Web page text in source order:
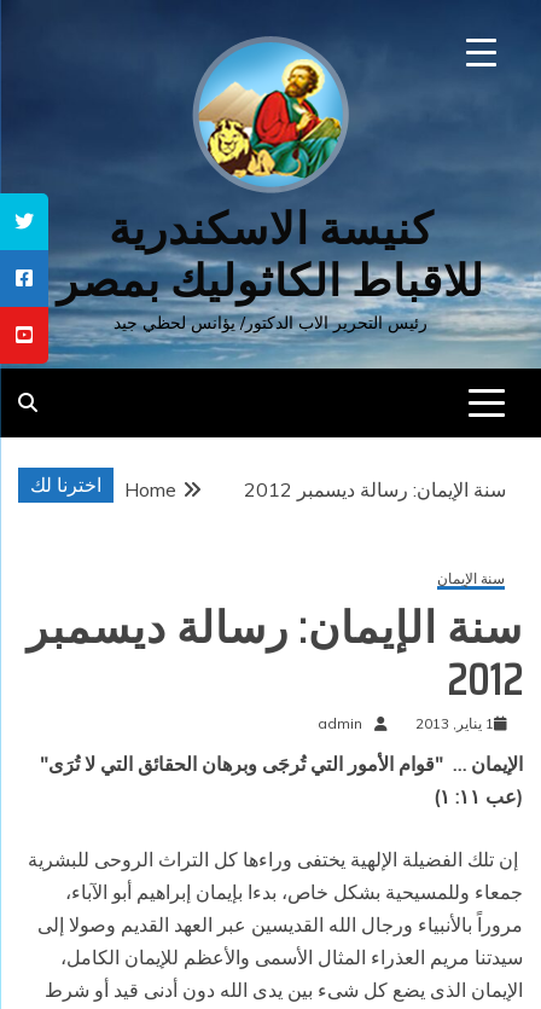
كنيسة الاسكندرية
للاقباط الكاثوليك بمصر
رئيس التحرير الاب الدكتور/ يؤانس لحظي جيد
اخترنا لك Home سنة الإيمان: رسالة ديسمبر 2012
سنة الإيمان
سنة الإيمان: رسالة ديسمبر
2012
1 يناير, 2013 admin
الإيمان … "قوام الأمور التي تُرجَى وبرهان الحقائق التي لا تُرَى"
(عب ١١: ١)
إن تلك الفضيلة الإلهية يختفى وراءها كل التراث الروحى للبشرية
جمعاء وللمسيحية بشكل خاص، بدءا بإيمان إبراهيم أبو الآباء،
مروراً بالأنبياء ورجال الله القديسين عبر العهد القديم وصولا إلى
سيدتنا مريم العذراء المثال الأسمى والأعظم للإيمان الكامل،
الإيمان الذى يضع كل شىء بين يدى الله دون أدنى قيد أو شرط